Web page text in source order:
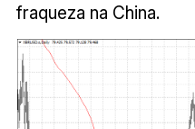
fraqueza na China.